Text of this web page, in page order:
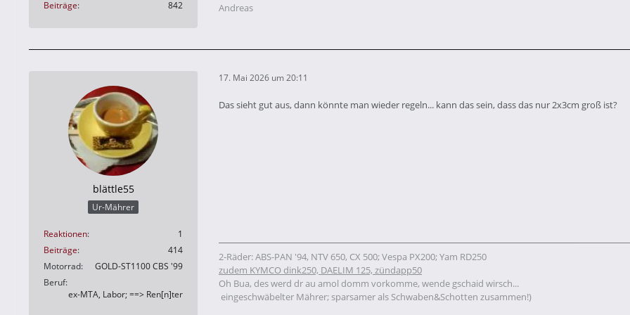
Beiträge 842 Andreas
blättle55
Ur-Mährer
Reaktionen
1
Beiträge
414
Motorrad
GOLD-ST1100 CBS '99
Beruf
ex-MTA, Labor; ==> Ren[n]ter
17. Mai 2026 um 20:11
Das sieht gut aus, dann könnte man wieder regeln... kann das sein, dass das nur 2x3cm groß ist?
2-Räder: ABS-PAN '94, NTV 650, CX 500; Vespa PX200; Yam RD250
zudem KYMCO dink250, DAELIM 125, zündapp50
Oh Bua, des werd dr au amol domm vorkomme, wende gschaid wirsch...
eingeschwäbelter Mährer; sparsamer als Schwaben&Schotten zusammen!)